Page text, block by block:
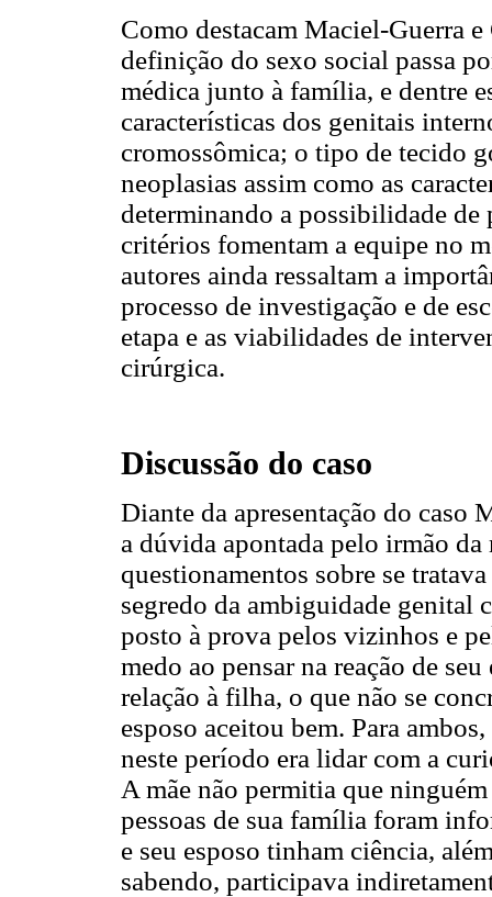
Como destacam Maciel-Guerra
definição do sexo social passa
médica junto à família, e dentre
características dos genitais
cromossômica; o tipo de tecido
neoplasias assim como as
determinando a possibilidade de
critérios fomentam a equipe no
autores ainda ressaltam a
processo de investigação e de
etapa e as viabilidades de
cirúrgica.
Discussão do caso
Diante da apresentação do caso
a dúvida apontada pelo irmão
questionamentos sobre se
segredo da ambiguidade genital
posto à prova pelos vizinhos e
medo ao pensar na reação de
relação à filha, o que não se
esposo aceitou bem. Para
neste período era lidar com a
A mãe não permitia que
pessoas de sua família foram
e seu esposo tinham ciência,
sabendo, participava